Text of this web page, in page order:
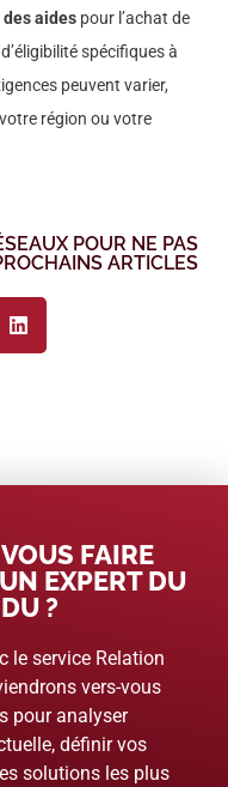
aides pour l’achat de
spécifiques à
peuvent varier,
région ou votre
POUR NE PAS
ARTICLES
FAIRE
EXPERT DU
?
le service Relation
vers-vous
pour analyser
définir vos
solutions les plus